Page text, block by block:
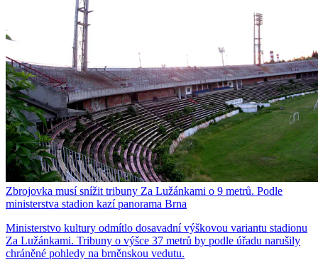
Zbrojovka musí snížit tribuny Za Lužánkami o 9 metrů. Podle
ministerstva stadion kazí panorama Brna
Ministerstvo kultury odmítlo dosavadní výškovou variantu stadionu
Za Lužánkami. Tribuny o výšce 37 metrů by podle úřadu narušily
chráněné pohledy na brněnskou vedutu.